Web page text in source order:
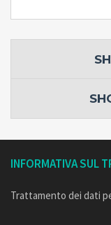
INFORMATIVA SUL
Trattamento dei dati